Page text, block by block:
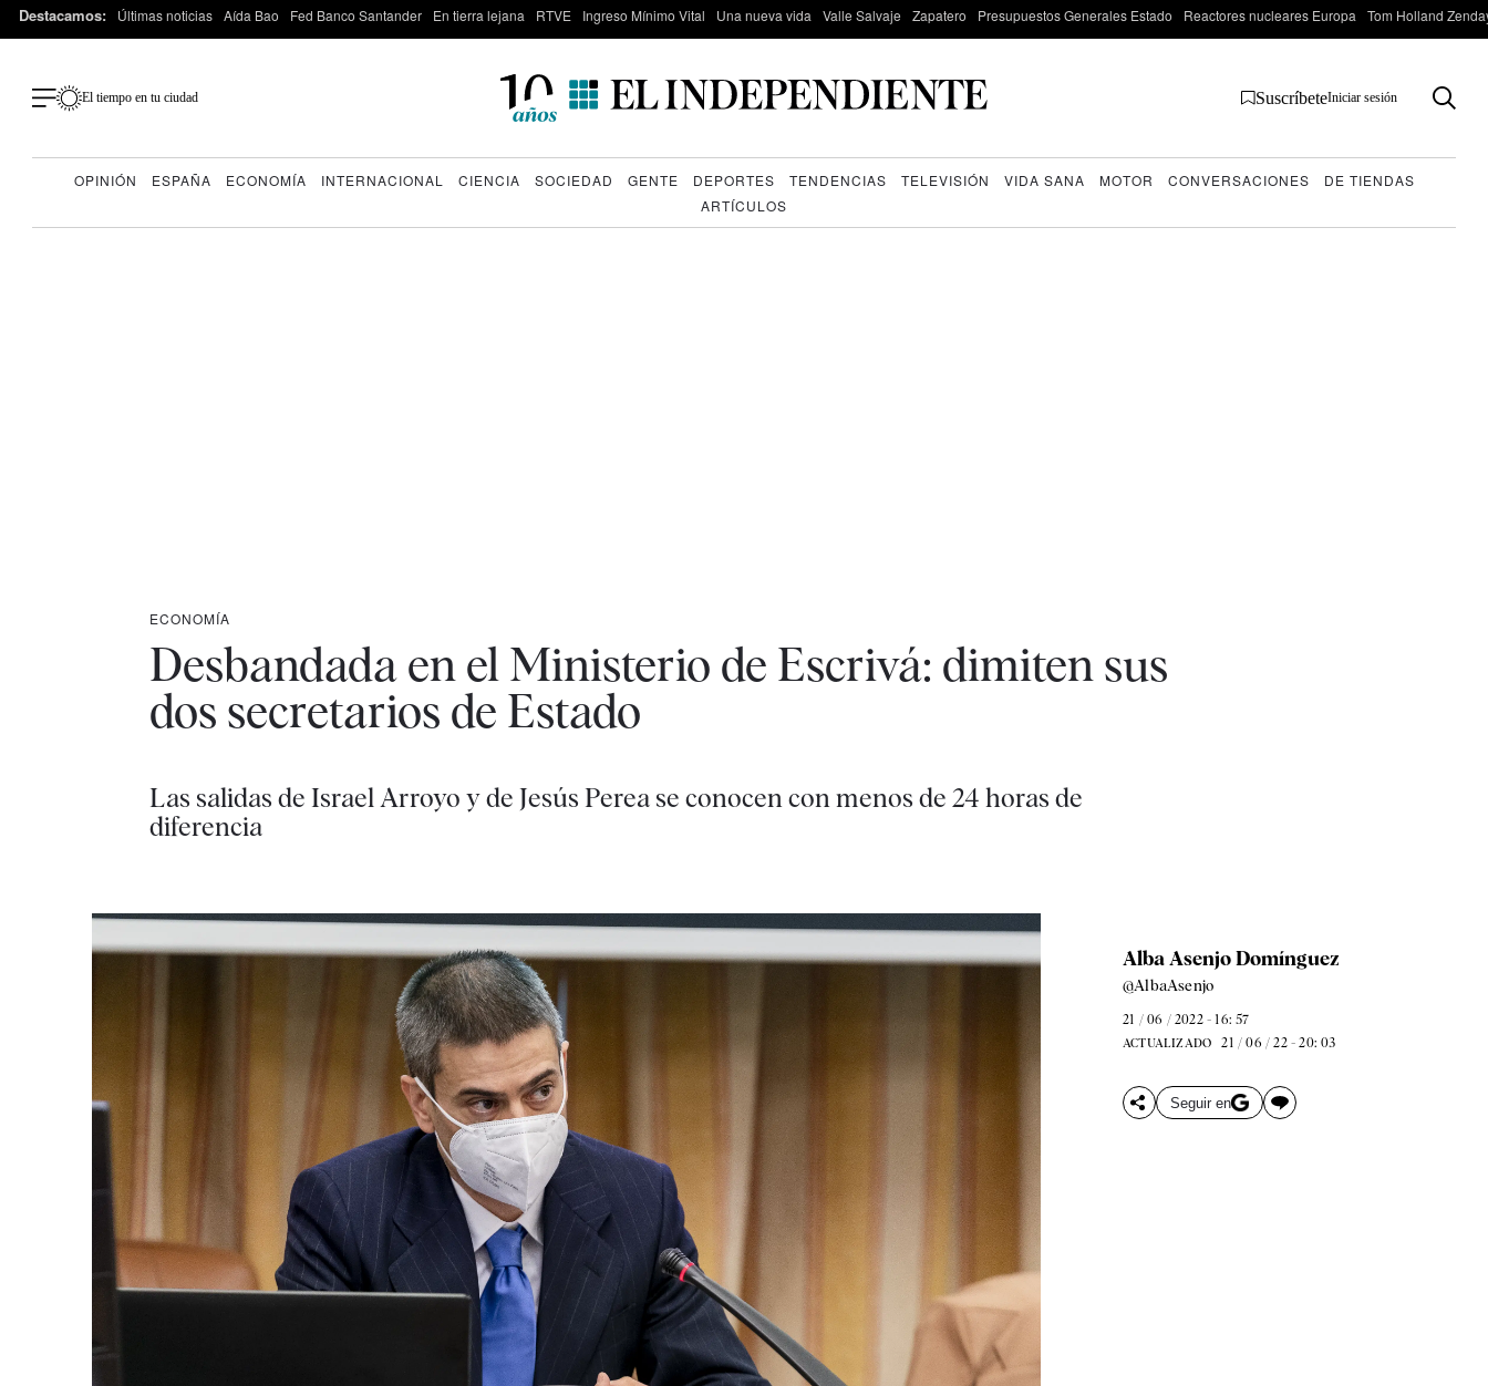
Destacamos: Últimas noticias Aída Bao Fed Banco Santander En tierra lejana RTVE Ingreso Mínimo Vital Una nueva vida Valle Salvaje Zapatero Presupuestos Generales Estado Reactores nucleares Europa Tom Holland
El tiempo en tu ciudad SuscríbeteIniciar sesión
OPINIÓN ESPAÑA ECONOMÍA INTERNACIONAL CIENCIA SOCIEDAD GENTE DEPORTES TENDENCIAS TELEVISIÓN VIDA SANA MOTOR CONVERSACIONES
DE TIENDAS
ARTÍCULOS
ECONOMÍA
Desbandada en el Ministerio de Escrivá: dimiten sus
dos secretarios de Estado
Las salidas de Israel Arroyo y de Jesús Perea se conocen con menos de 24 horas de
diferencia
Alba Asenjo Domínguez
@AlbaAsenjo
21 / 06 / 2022 - 16: 57
ACTUALIZADO 21 / 06 / 22 - 20: 03
Seguir en